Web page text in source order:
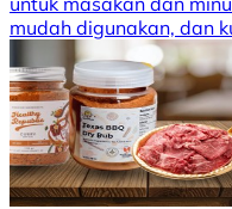
mudah digunakan, dan